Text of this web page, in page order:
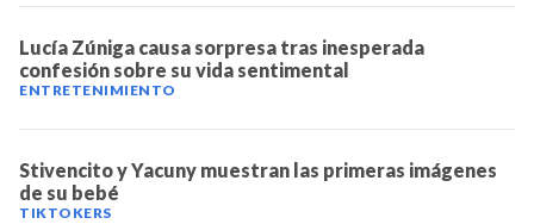
Lucía Zúniga causa sorpresa tras inesperada
confesión sobre su vida sentimental
ENTRETENIMIENTO
Stivencito y Yacuny muestran las primeras imágenes
de su bebé
TIKTOKERS